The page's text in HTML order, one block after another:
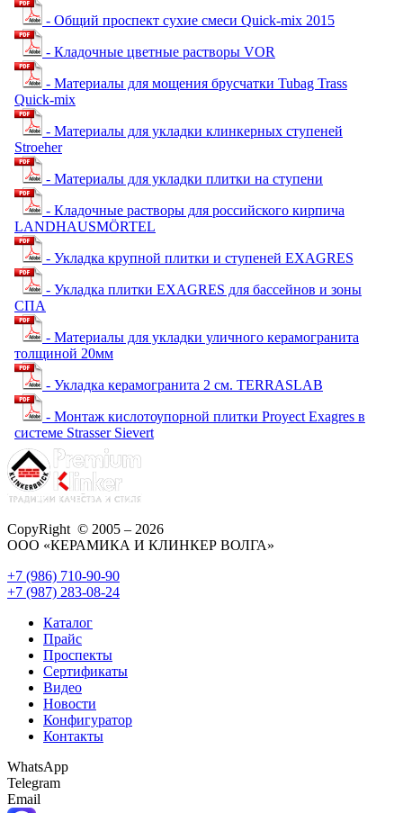
- Общий проспект сухие смеси Quick-mix 2015
- Кладочные цветные растворы VOR
- Материалы для мощения брусчатки Tubag Trass
Quick-mix
- Материалы для укладки клинкерных ступеней
Stroeher
- Материалы для укладки плитки на ступени
- Кладочные растворы для российского кирпича
LANDHAUSMÖRTEL
- Укладка крупной плитки и ступеней EXAGRES
- Укладка плитки EXAGRES для бассейнов и зоны
СПА
- Материалы для укладки уличного керамогранита
толщиной 20мм
- Укладка керамогранита 2 см. TERRASLAB
- Монтаж кислотоупорной плитки Proyect Exagres в
системе Strasser Sievert
CopyRight © 2005 – 2026
ООО «КЕРАМИКА И КЛИНКЕР ВОЛГА»
+7 (986) 710-90-90
+7 (987) 283-08-24
Каталог
Прайс
Проспекты
Сертификаты
Видео
Новости
Конфигуратор
Контакты
WhatsApp
Telegram
Email